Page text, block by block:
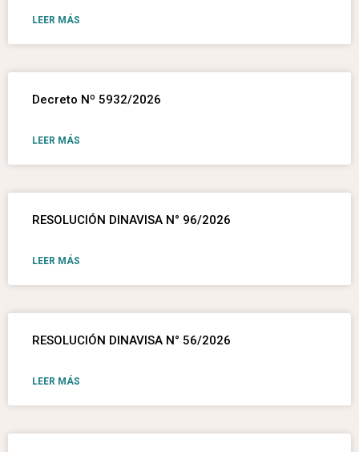
LEER MÁS
Decreto Nº 5932/2026
LEER MÁS
RESOLUCIÓN DINAVISA N° 96/2026
LEER MÁS
RESOLUCIÓN DINAVISA N° 56/2026
LEER MÁS